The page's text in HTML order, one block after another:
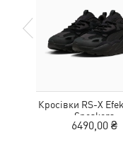
Кросівки RS-X
Sneakers
6490,00 ₴